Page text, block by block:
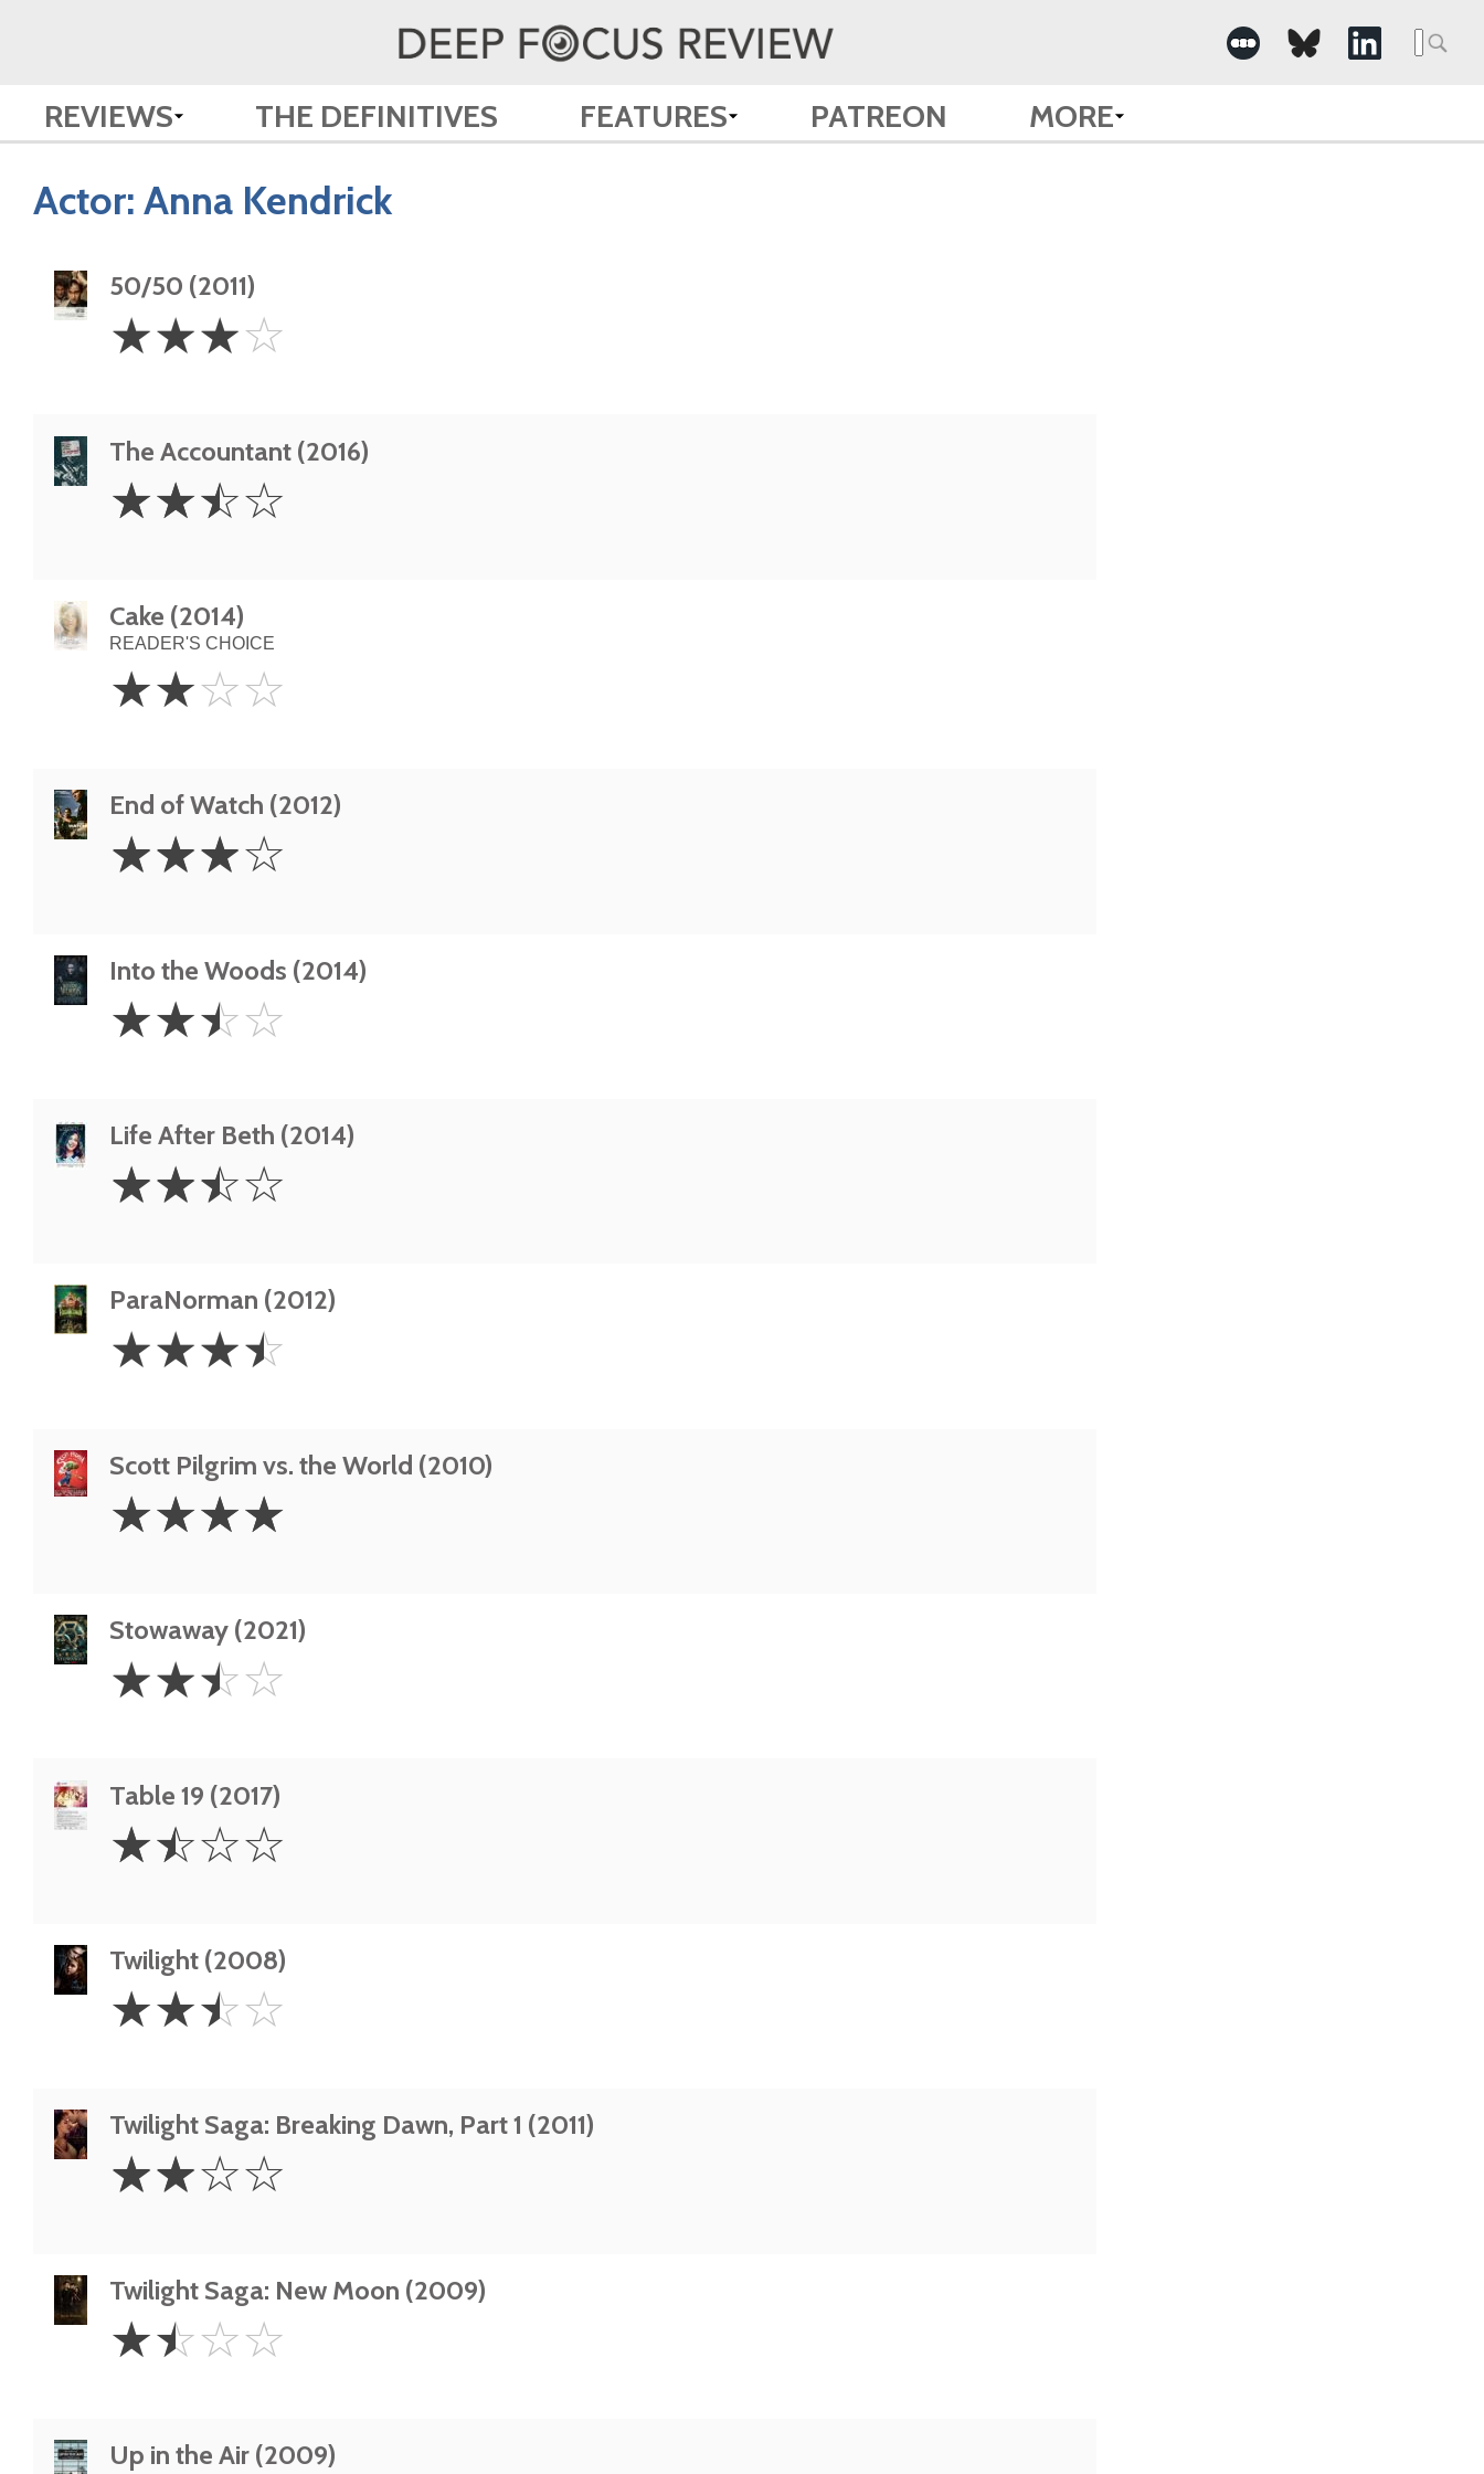
REVIEWS THE DEFINITIVES FEATURES PATREON MORE
Actor: Anna Kendrick
50/50 (2011)
Stars
☆☆☆☆
The Accountant (2016)
2.5
Stars
☆☆☆☆
Cake (2014)
READER'S CHOICE
Stars
☆☆☆☆
End of Watch (2012)
Stars
☆☆☆☆
Into the Woods (2014)
2.5
Stars
☆☆☆☆
Life After Beth (2014)
2.5
Stars
☆☆☆☆
ParaNorman (2012)
3.5
Stars
☆☆☆☆
Scott Pilgrim vs. the World (2010)
Stars
☆☆☆☆
Stowaway (2021)
2.5
Stars
☆☆☆☆
Table 19 (2017)
1.5
Stars
☆☆☆☆
Twilight (2008)
2.5
Stars
☆☆☆☆
Twilight Saga: Breaking Dawn, Part 1 (2011)
Stars
☆☆☆☆
Twilight Saga: New Moon (2009)
1.5
Stars
☆☆☆☆
Up in the Air (2009)